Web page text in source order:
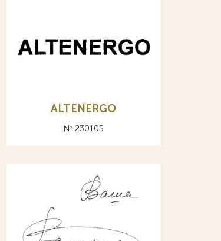
ALTENERGO
№ 230105